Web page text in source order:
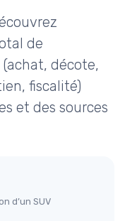
de
(achat, décote,
fiscalité)
et des sources
d’un SUV